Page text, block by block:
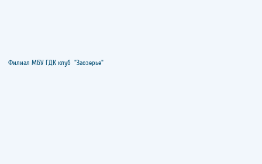
Филиал МБУ ГДК клуб "Заозерье"